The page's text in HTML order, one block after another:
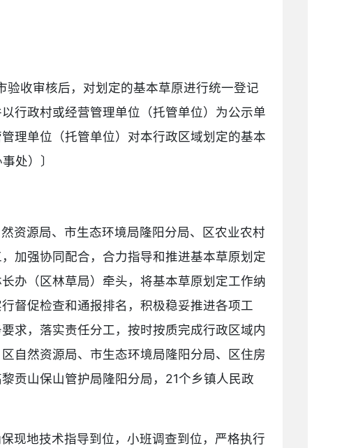
收审核后，对划定的基本草原进行统一登记
行政村或经营管理单位（托管单位）为公示单
理单位（托管单位）对本行政区域划定的基本
处）〕
资源局、市生态环境局隆阳分局、区农业农村
加强协同配合，合力指导和推进基本草原划定
办（区林草局）牵头，将基本草原划定工作纳
督促检查和通报排名，积极稳妥推进各项工
求，落实责任分工，按时按质完成行政区域内
自然资源局、市生态环境局隆阳分局、区住房
贡山保山管护局隆阳分局，21个乡镇人民政
现地技术指导到位，小班调查到位，严格执行